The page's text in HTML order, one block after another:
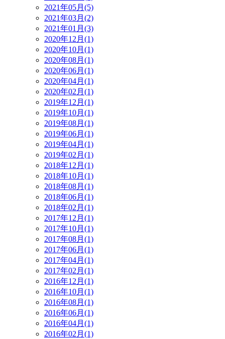
2021年05月(5)
2021年03月(2)
2021年01月(3)
2020年12月(1)
2020年10月(1)
2020年08月(1)
2020年06月(1)
2020年04月(1)
2020年02月(1)
2019年12月(1)
2019年10月(1)
2019年08月(1)
2019年06月(1)
2019年04月(1)
2019年02月(1)
2018年12月(1)
2018年10月(1)
2018年08月(1)
2018年06月(1)
2018年02月(1)
2017年12月(1)
2017年10月(1)
2017年08月(1)
2017年06月(1)
2017年04月(1)
2017年02月(1)
2016年12月(1)
2016年10月(1)
2016年08月(1)
2016年06月(1)
2016年04月(1)
2016年02月(1)